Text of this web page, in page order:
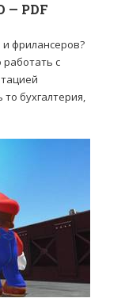
— PDF
фрилансеров?
с
бухгалтерия,